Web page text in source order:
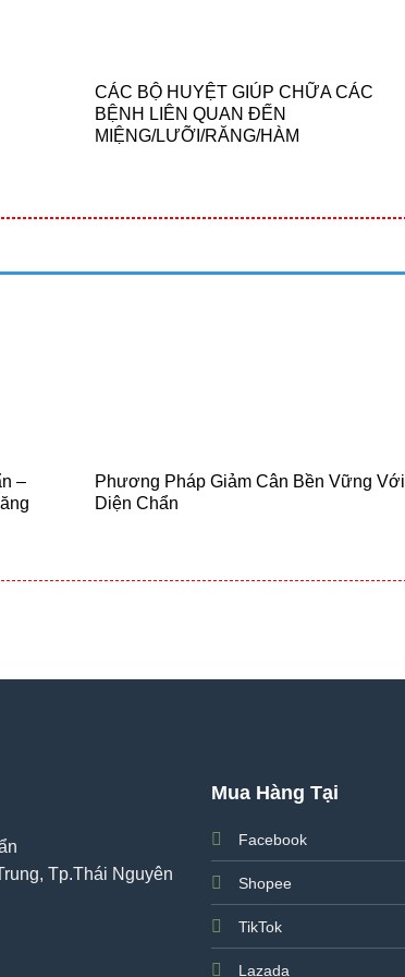
CÁC BỘ HUYỆT GIÚP CHỮA CÁC
BỆNH LIÊN QUAN ĐẾN
MIỆNG/LƯỠI/RĂNG/HÀM
–
Phương Pháp Giảm Cân Bền Vững Với
Diện Chẩn
Tp.Thái Nguyên
Mua Hàng Tại
Facebook
Shopee
TikTok
Lazada